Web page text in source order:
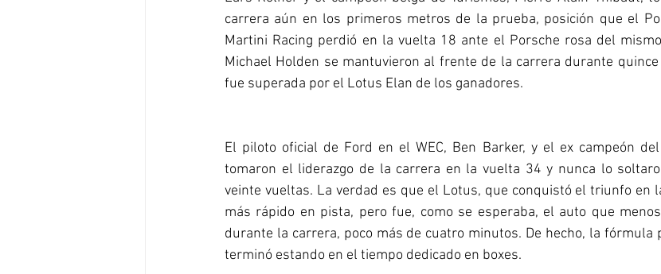
carrera aún en los primeros metros de la prueba, posición que el
Martini Racing perdió en la vuelta 18 ante el Porsche rosa del
Michael Holden se mantuvieron al frente de la carrera durante
fue superada por el Lotus Elan de los ganadores.
El piloto oficial de Ford en el WEC, Ben Barker, y el ex campeón del
tomaron el liderazgo de la carrera en la vuelta 34 y nunca lo
veinte vueltas. La verdad es que el Lotus, que conquistó el triunfo en
más rápido en pista, pero fue, como se esperaba, el auto que
durante la carrera, poco más de cuatro minutos. De hecho, la fórmula
terminó estando en el tiempo dedicado en boxes.